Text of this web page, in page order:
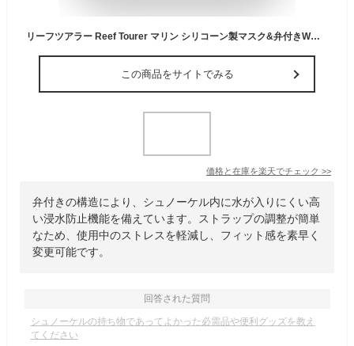
リーフツアラー Reef Tourer マリン シリコーン製マスク&弁付きWガードシュノーケル 2点セット 10歳～大人用 ユニセックス ストラップ簡単調整 シュノーケリング スノーケリング マリン レジャー RC0117 GMBK
この商品をサイトでみる
価格と在庫を楽天でチェック >>
弁付きの構造により、シュノーケル内に水が入りにくい高
い浸水防止機能を備えています。ストラップの調整が簡単
なため、使用中のストレスを軽減し、フィット感を素早く
変更可能です。
回答された質問
シュノーケルの持ち物であってよかった必需品や便利グッズを教え
てください